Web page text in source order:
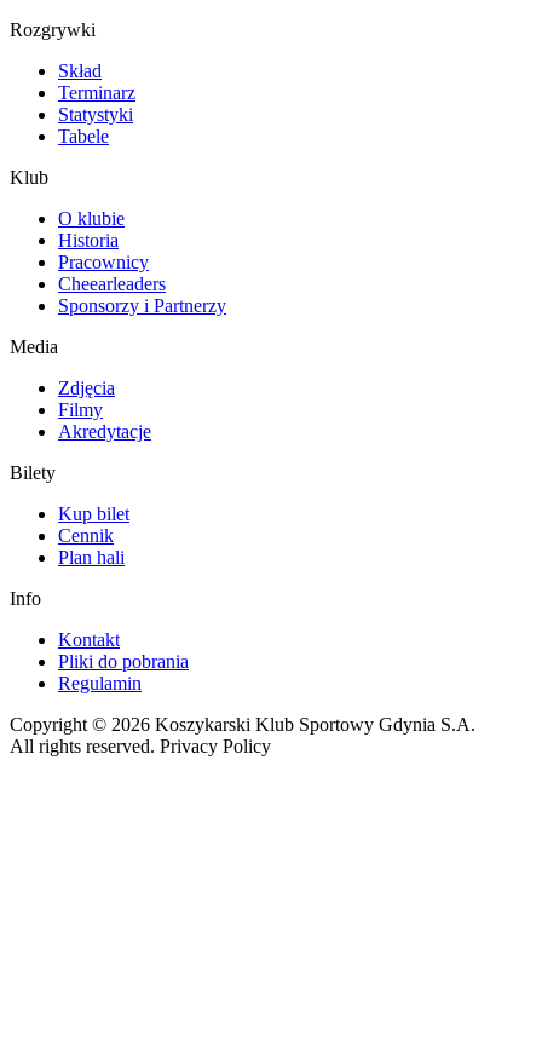
Rozgrywki
Skład
Terminarz
Statystyki
Tabele
Klub
O klubie
Historia
Pracownicy
Cheearleaders
Sponsorzy i Partnerzy
Media
Zdjęcia
Filmy
Akredytacje
Bilety
Kup bilet
Cennik
Plan hali
Info
Kontakt
Pliki do pobrania
Regulamin
Copyright © 2026 Koszykarski Klub Sportowy Gdynia S.A.
All rights reserved. Privacy Policy